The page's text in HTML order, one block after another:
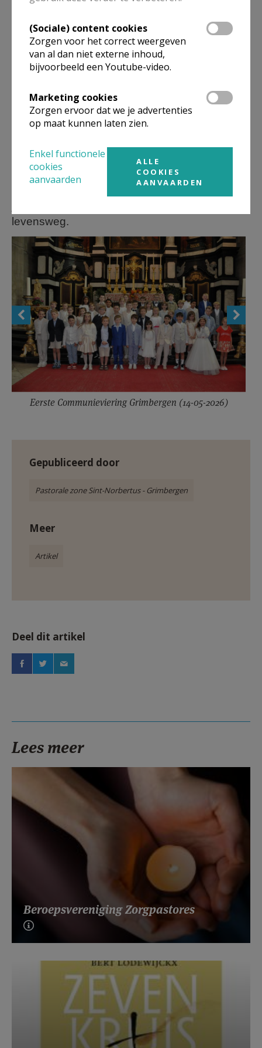
Een welgemeende dankjewel aan iedereen
die heeft meegewerkt aan deze prachtige
viering: de eerstecommuniejuffen en -meester,
de ouders, de fotografen, de helpers achter de
of andere manier hun steentje hebben
bijgedragen. Dankzij hun inzet werd het voor
deze 41 kinderen een dag om nooit meer te
vergeten.
Van harte proficiat aan al onze eerste
levensweg.
Eerste Communieviering Grimbergen (14-05-2026)
Gepubliceerd door
Pastorale zone Sint-Norbertus - Grimbergen
Meer
Artikel
Deel dit artikel
Lees meer
Beroepsvereniging Zorgpastores
(Sociale) content cookies
Zorgen voor het correct weergeven
van al dan niet externe inhoud,
bijvoorbeeld een Youtube-video.
Marketing cookies
Zorgen ervoor dat we je advertenties
op maat kunnen laten zien.
Enkel functionele
cookies
aanvaarden
ALLE
COOKIES
AANVAARDEN